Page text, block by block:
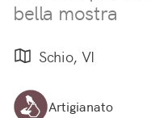
bella mostra
Schio, VI
Artigianato